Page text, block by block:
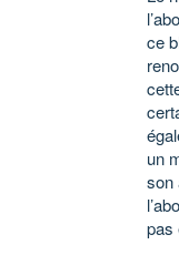
ce
un
son
pas